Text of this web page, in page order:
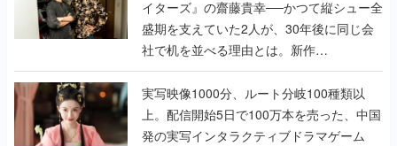
イターズ』の齋藤貴幸──かつて縦シュー全
盛期を支えていた2人が、30年後に同じ会
社で机を並べる理由とは。新作
『TATSUJIN EXTREME』で初タッグを組
んだレジェンド2人に訊く開発秘話
実写映像1000分、ルート分岐100種類以
上。配信開始5日で100万本を売った、中国
発の実写インタラクティブドラマゲーム